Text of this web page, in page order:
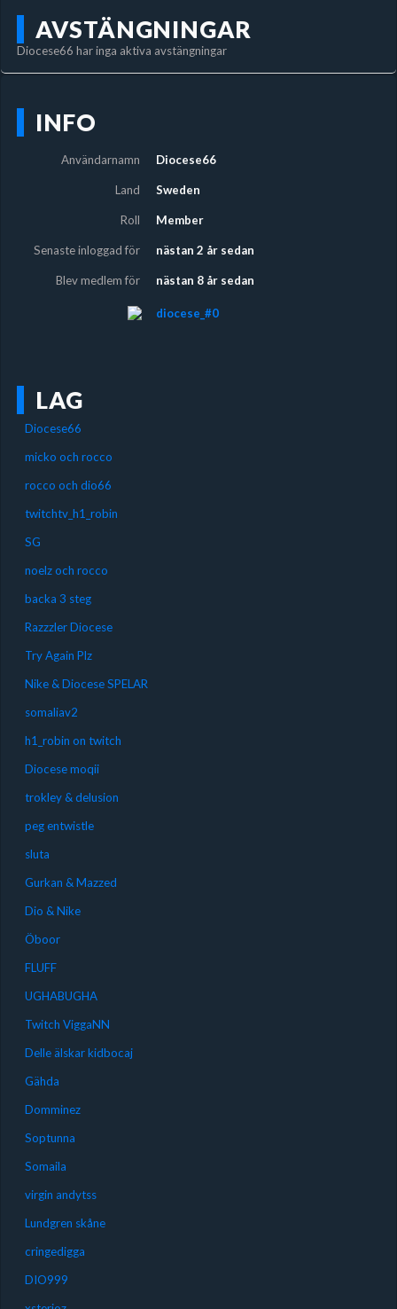
AVSTÄNGNINGAR
Diocese66 har inga aktiva avstängningar
INFO
Användarnamn Diocese66
Land Sweden
Roll Member
Senaste inloggad för nästan 2 år sedan
Blev medlem för nästan 8 år sedan
diocese_#0
LAG
Diocese66
micko och rocco
rocco och dio66
twitchtv_h1_robin
SG
noelz och rocco
backa 3 steg
Razzzler Diocese
Try Again Plz
Nike & Diocese SPELAR
somaliav2
h1_robin on twitch
Diocese moqii
trokley & delusion
peg entwistle
sluta
Gurkan & Mazzed
Dio & Nike
Öboor
FLUFF
UGHABUGHA
Twitch ViggaNN
Delle älskar kidbocaj
Gähda
Domminez
Soptunna
Somaila
virgin andytss
Lundgren skåne
cringedigga
DIO999